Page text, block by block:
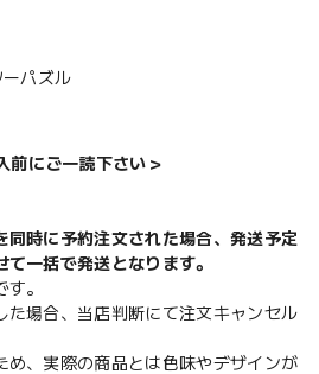
パズル
前にご一読下さい＞
同時に予約注文された場合、発送予定
一括で発送となります。
。
た場合、当店判断にて注文キャンセル
め、実際の商品とは色味やデザインが